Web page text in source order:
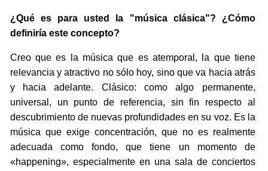
¿Qué es para usted la "música clásica"? ¿Cómo
definiría este concepto?
Creo que es la música que es atemporal, la que tiene
relevancia y atractivo no sólo hoy, sino que va hacia atrás
y hacia adelante. Clásico: como algo permanente,
universal, un punto de referencia, sin fin respecto al
descubrimiento de nuevas profundidades en su voz. Es la
música que exige concentración, que no es realmente
adecuada como fondo, que tiene un momento de
«happening», especialmente en una sala de conciertos